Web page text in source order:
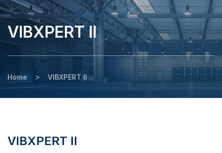
VIBXPERT II
Home > VIBXPERT II
VIBXPERT II